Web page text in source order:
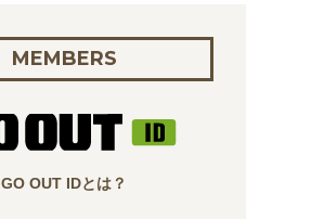
MEMBERS
GO OUT IDとは？